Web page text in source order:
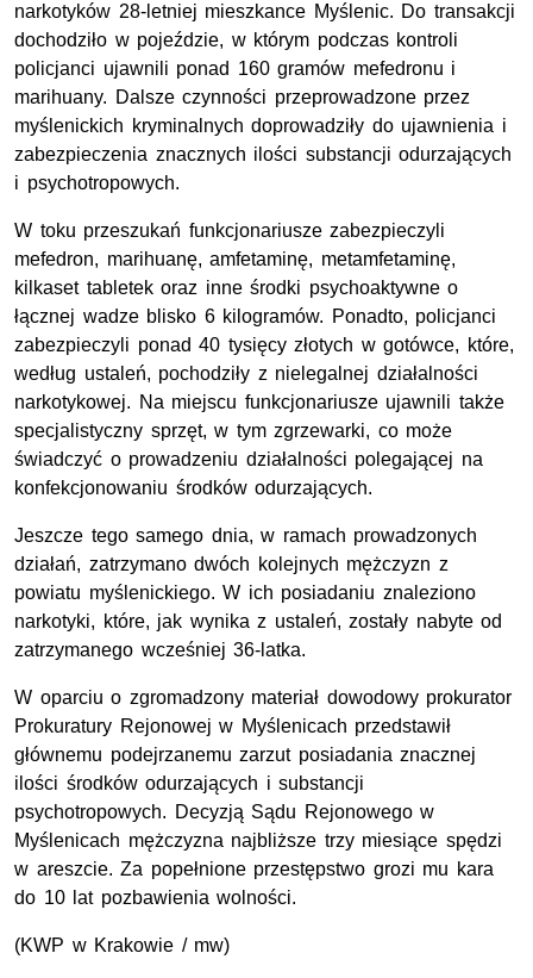
narkotyków 28-letniej mieszkance Myślenic. Do transakcji
dochodziło w pojeździe, w którym podczas kontroli
policjanci ujawnili ponad 160 gramów mefedronu i
marihuany. Dalsze czynności przeprowadzone przez
myślenickich kryminalnych doprowadziły do ujawnienia i
zabezpieczenia znacznych ilości substancji odurzających
i psychotropowych.
W toku przeszukań funkcjonariusze zabezpieczyli
mefedron, marihuanę, amfetaminę, metamfetaminę,
kilkaset tabletek oraz inne środki psychoaktywne o
łącznej wadze blisko 6 kilogramów. Ponadto, policjanci
zabezpieczyli ponad 40 tysięcy złotych w gotówce, które,
według ustaleń, pochodziły z nielegalnej działalności
narkotykowej. Na miejscu funkcjonariusze ujawnili także
specjalistyczny sprzęt, w tym zgrzewarki, co może
świadczyć o prowadzeniu działalności polegającej na
konfekcjonowaniu środków odurzających.
Jeszcze tego samego dnia, w ramach prowadzonych
działań, zatrzymano dwóch kolejnych mężczyzn z
powiatu myślenickiego. W ich posiadaniu znaleziono
narkotyki, które, jak wynika z ustaleń, zostały nabyte od
zatrzymanego wcześniej 36-latka.
W oparciu o zgromadzony materiał dowodowy prokurator
Prokuratury Rejonowej w Myślenicach przedstawił
głównemu podejrzanemu zarzut posiadania znacznej
ilości środków odurzających i substancji
psychotropowych. Decyzją Sądu Rejonowego w
Myślenicach mężczyzna najbliższe trzy miesiące spędzi
w areszcie. Za popełnione przestępstwo grozi mu kara
do 10 lat pozbawienia wolności.
(KWP w Krakowie / mw)